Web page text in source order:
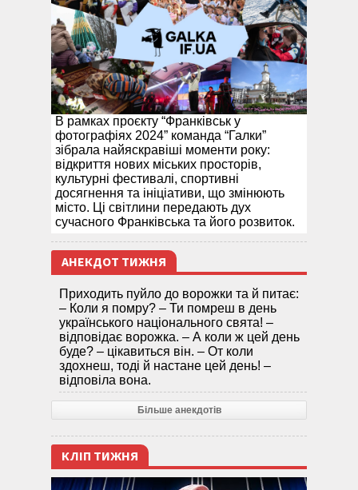
В рамках проєкту “Франківськ у
фотографіях 2024” команда “Галки”
зібрала найяскравіші моменти року:
відкриття нових міських просторів,
культурні фестивалі, спортивні
досягнення та ініціативи, що змінюють
місто. Ці світлини передають дух
сучасного Франківська та його розвиток.
АНЕКДОТ ТИЖНЯ
Приходить пуйло до ворожки та й питає:
– Коли я помру? – Ти помреш в день
українського національного свята! –
відповідає ворожка. – А коли ж цей день
буде? – цікавиться він. – От коли
здохнеш, тоді й настане цей день! –
відповіла вона.
Більше анекдотів
КЛІП ТИЖНЯ